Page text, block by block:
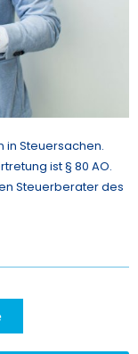
in Steuersachen.
ist § 80 AO.
Steuerberater des